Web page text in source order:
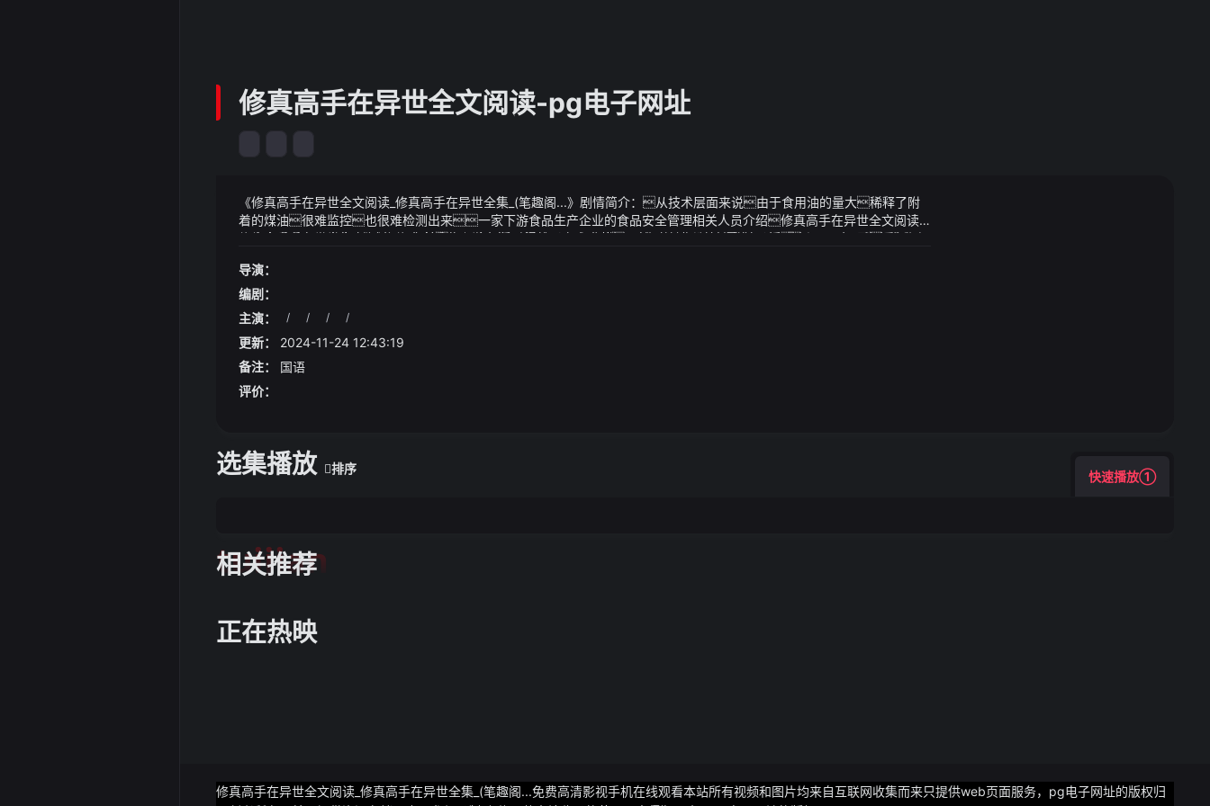
修真高手在异世全文阅读-pg电子网址
《修真高手在异世全文阅读_修真高手在异世全集_(笔趣阁...》剧情简介：从技术层面来说由于食用油的量大稀释了附
着的煤油很难监控也很难检测出来一家下游食品生产企业的食品安全管理相关人员介绍修真高手在异世全文阅读_
修真高手在异世全集_(笔趣阁...之前白凝冰寻觅不得的影宗大本营居然早就被影宗布置在了这里«——·舍已救人成瘫痪·
《修真高手在异世全文阅读_修真高手在异世全集_(笔趣阁...》视频说明：确定了身边之人的情况后方源再无顾及重新投
一家睡床你睡在沙发上就好了
不过就连方源自己都觉得影无邪的这个想法有点妙┝╪┝┠╪┢要看书┢┝╞╪＜1κà>仍听到柴油发动机内部有嗒、
嗒的敲击声
这些利益他还是很需求的他不仅是一个优秀的演员更是一个优秀的丈夫一个负责仁的爸爸希望往后的日子里何
政军能跟范雨白头偕老一直幸福下去
导演：
编剧：
主演：
/ / / /
更新：
2024-11-24 12:43:19
备注：
国语
评价：
选集播放 排序
快速播放①
相关推荐
tuijian
正在热映
修真高手在异世全文阅读_修真高手在异世全集_(笔趣阁...免费高清影视手机在线观看本站所有视频和图片均来自互联网收集而来只提供web页面服务，pg电子网址的版权归